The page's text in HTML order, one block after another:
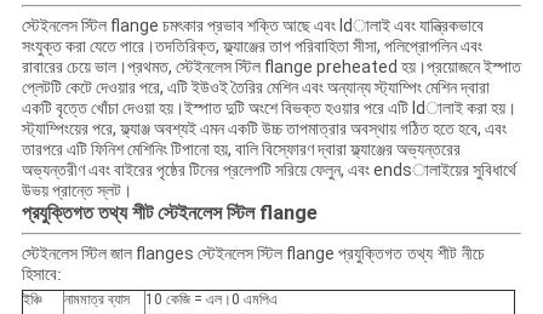
স্টেইনলেস স্টিল flange চমৎকার প্রভাব শক্তি আছে এবং ldালাই এবং যান্ত্রিকভাবে
সংযুক্ত করা যেতে পারে।তদতিরিক্ত, ফ্ল্যাঞ্জের তাপ পরিবাহিতা সীসা, পলিপ্রোপলিন এবং
রাবারের চেয়ে ভাল।প্রথমত, স্টেইনলেস স্টিল flange preheated হয়।প্রয়োজনে ইস্পাত
প্লেটটি কেটে দেওয়ার পরে, এটি ইউওই তৈরির মেশিন এবং অন্যান্য স্ট্যাম্পিং মেশিন দ্বারা
একটি বৃত্তে খোঁচা দেওয়া হয়।ইস্পাত দুটি অংশে বিভক্ত হওয়ার পরে এটি ldালাই করা হয়।
স্ট্যাম্পিংয়ের পরে, ফ্ল্যাঞ্জ অবশ্যই এমন একটি উচ্চ তাপমাত্রার অবস্থায় গঠিত হতে হবে, এবং
তারপরে এটি ফিনিশ মেশিনিং টিপানো হয়, বালি বিস্ফোরণ দ্বারা ফ্ল্যাঞ্জের অভ্যন্তরের
অভ্যন্তরীণ এবং বাইরের পৃষ্ঠের টিনের প্রলেপটি সরিয়ে ফেলুন, এবং endsালাইয়ের সুবিধার্থে
উভয় প্রান্তে স্লট।
প্রযুক্তিগত তথ্য শীটস্টেইনলেস স্টিল flange
স্টেইনলেস স্টিল জাল flanges স্টেইনলেস স্টিল flange প্রযুক্তিগত তথ্য শীট নীচে
হিসাবে:
ইঞ্চি নামমাত্র ব্যাস
10 কেজি = এল।0 এমপিএ